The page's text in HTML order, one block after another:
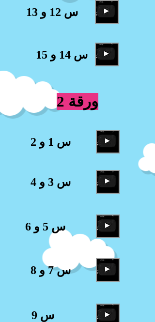
س 12 و 13
س 14 و 15
ورقة 2
س 1 و 2
س 3 و 4
س 5 و 6
س 7 و 8
س 9